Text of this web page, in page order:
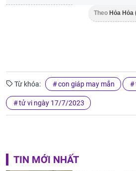
Theo Hỏa Hỏa
Từ khóa: con giáp may mắn
tử vi ngày 17/7/2023
TIN MỚI NHẤT